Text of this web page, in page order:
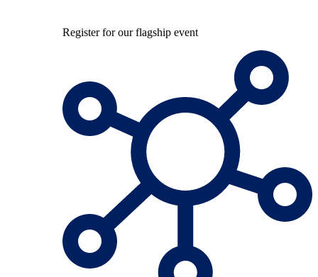
Register for our flagship event